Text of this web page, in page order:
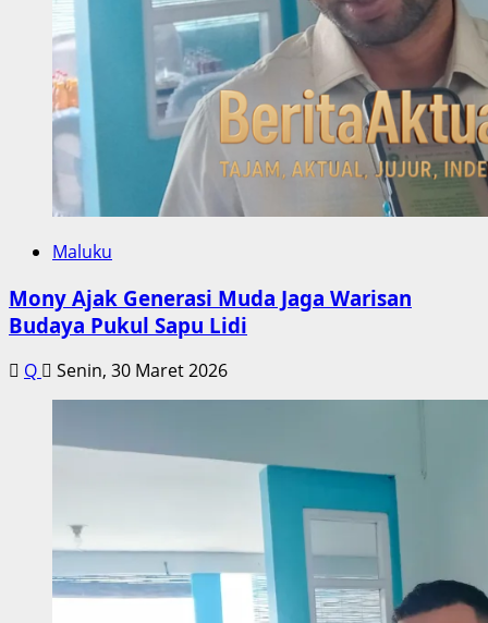
Maluku
Mony Ajak Generasi Muda Jaga Warisan
Budaya Pukul Sapu Lidi
Q Senin, 30 Maret 2026